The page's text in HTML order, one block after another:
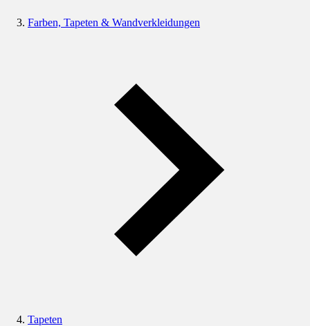
Farben, Tapeten & Wandverkleidungen
Tapeten